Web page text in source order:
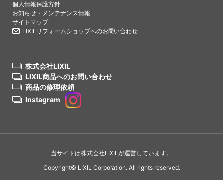
個人情報保護方針
お知らせ・メンテナンス情報
サイトマップ
LIXILリフォームショップへのお問い合わせ
株式会社LIXIL
LIXIL商品へのお問い合わせ
商品の修理依頼
Instagram
当サイトは株式会社LIXILが運営しています。
Copyright© LIXIL Corporation. All rights reserved.